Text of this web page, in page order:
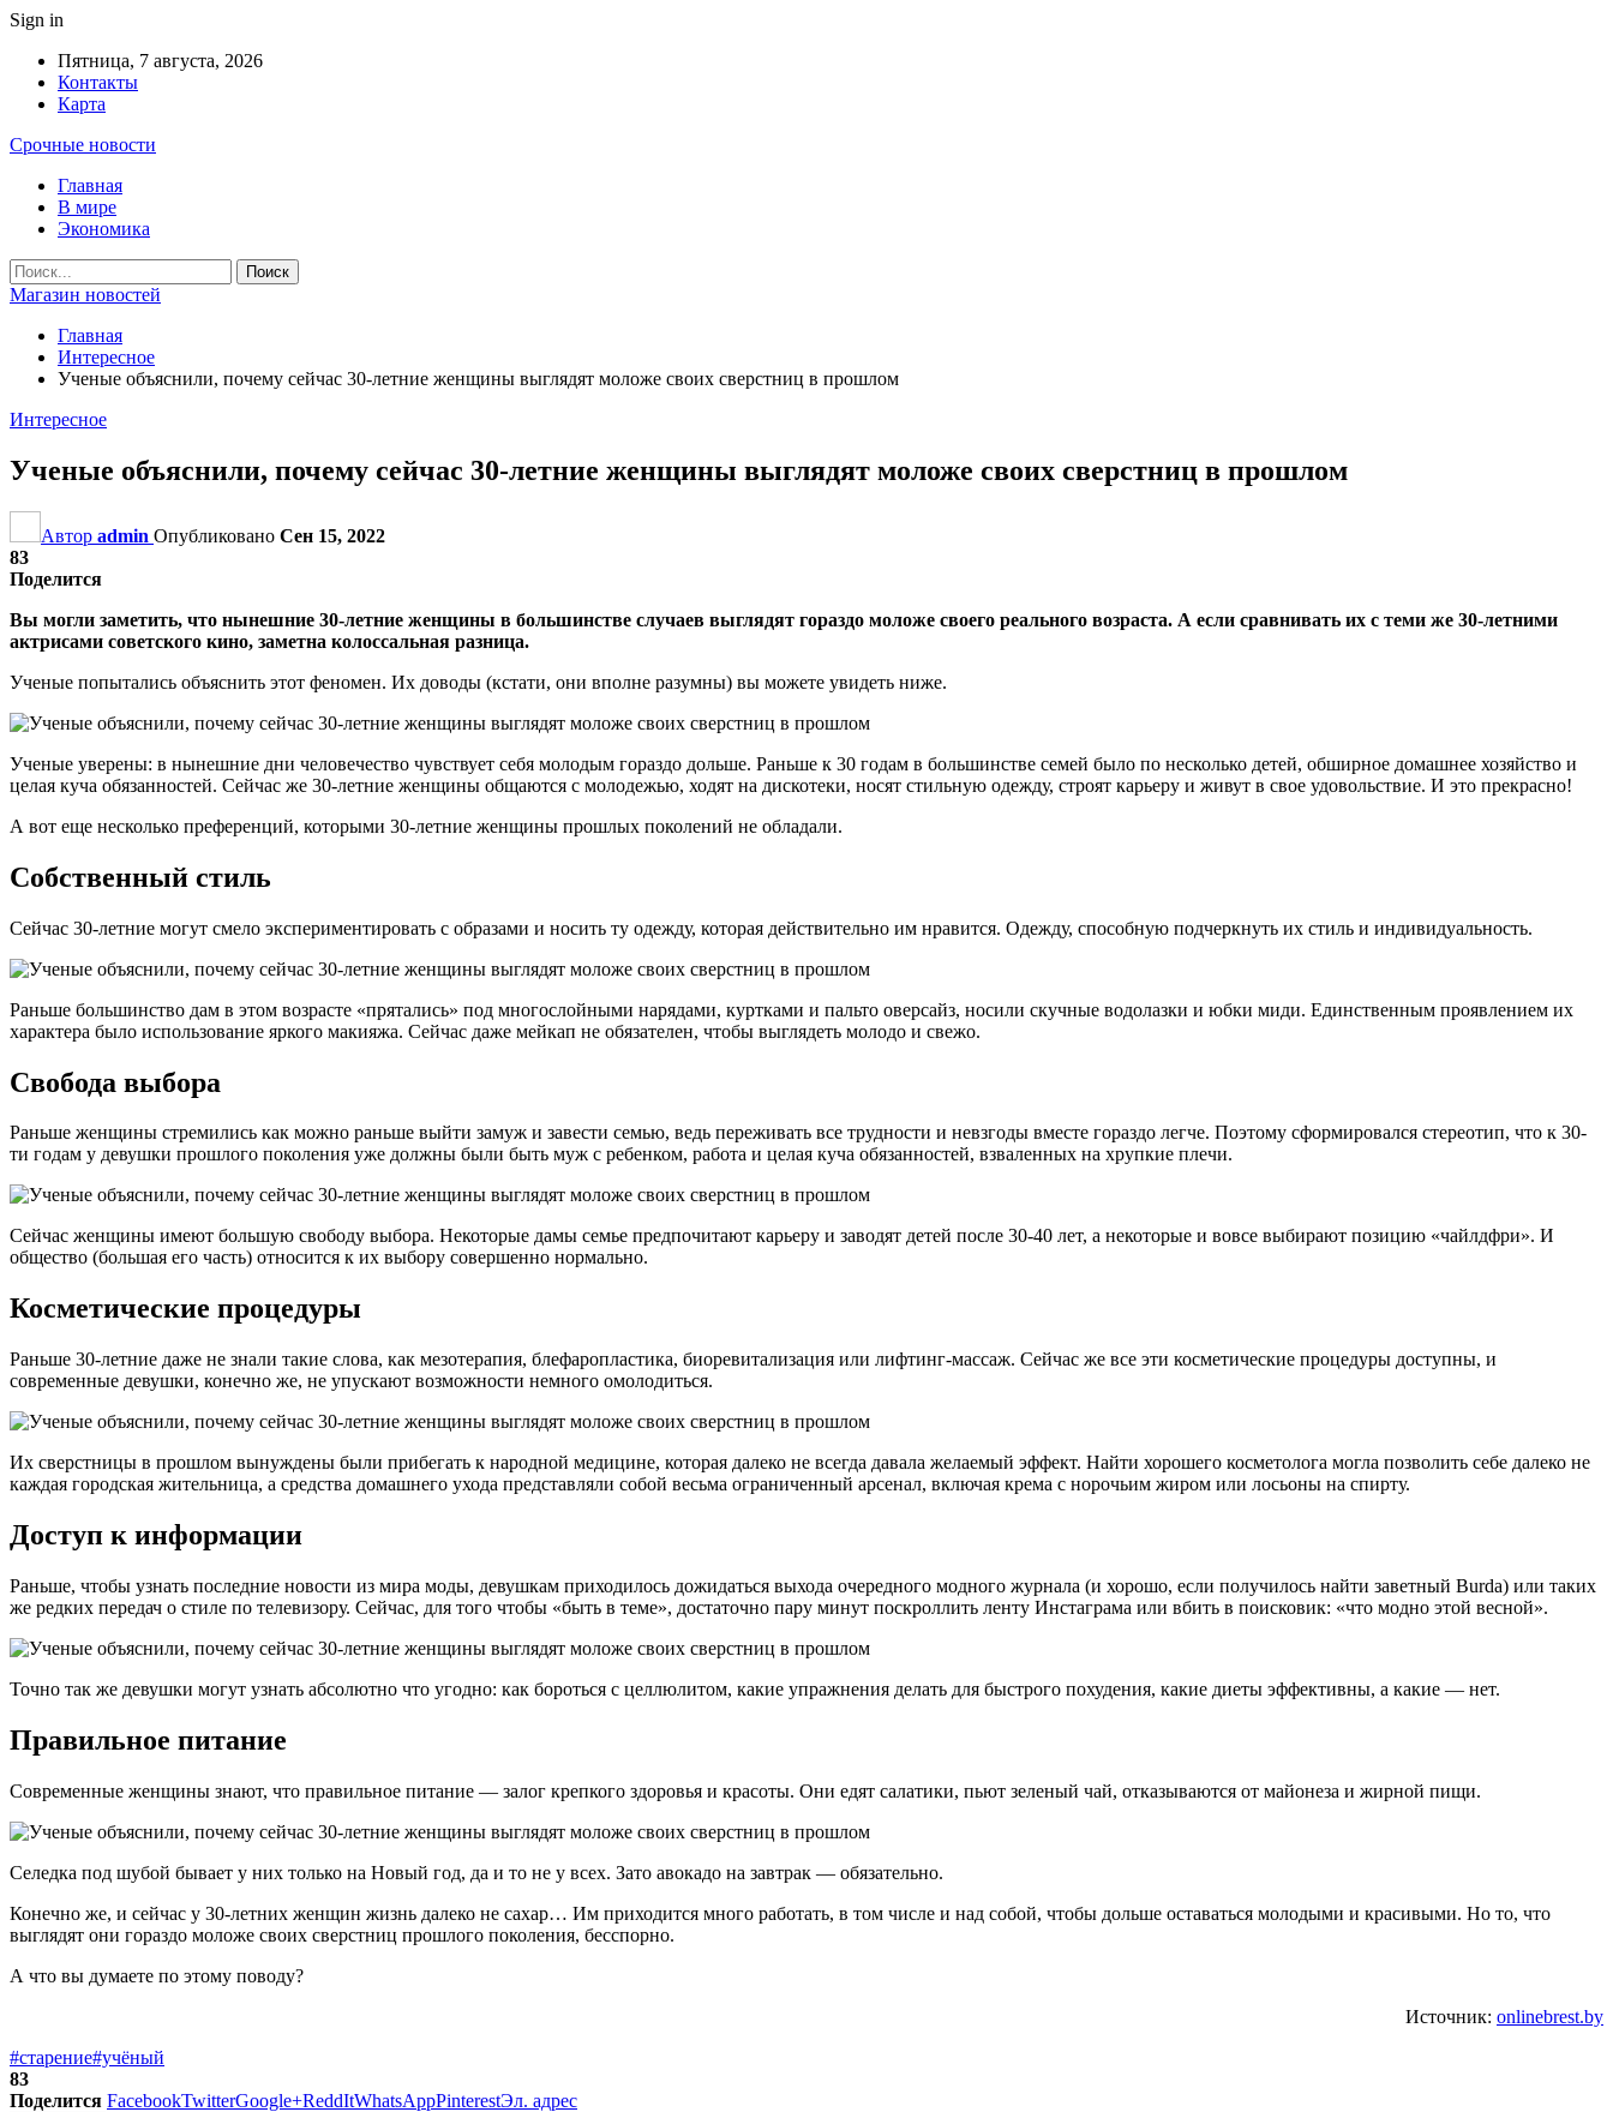
Sign in
Пятница, 7 августа, 2026
Контакты
Карта
Срочные новости
Главная
В мире
Экономика
Магазин новостей
Главная
Интересное
Ученые объяснили, почему сейчас 30-летние женщины выглядят моложе своих сверстниц в прошлом
Интересное
Ученые объяснили, почему сейчас 30-летние женщины выглядят моложе своих сверстниц в прошлом
Автор admin Опубликовано Сен 15, 2022
83
Поделится
Вы могли заметить, что нынешние 30-летние женщины в большинстве случаев выглядят гораздо моложе своего реального возраста. А если сравнивать их с теми же 30-летними
актрисами советского кино, заметна колоссальная разница.
Ученые попытались объяснить этот феномен. Их доводы (кстати, они вполне разумны) вы можете увидеть ниже.
Ученые уверены: в нынешние дни человечество чувствует себя молодым гораздо дольше. Раньше к 30 годам в большинстве семей было по несколько детей, обширное домашнее хозяйство и
целая куча обязанностей. Сейчас же 30-летние женщины общаются с молодежью, ходят на дискотеки, носят стильную одежду, строят карьеру и живут в свое удовольствие. И это прекрасно!
А вот еще несколько преференций, которыми 30-летние женщины прошлых поколений не обладали.
Собственный стиль
Сейчас 30-летние могут смело экспериментировать с образами и носить ту одежду, которая действительно им нравится. Одежду, способную подчеркнуть их стиль и индивидуальность.
Раньше большинство дам в этом возрасте «прятались» под многослойными нарядами, куртками и пальто оверсайз, носили скучные водолазки и юбки миди. Единственным проявлением их
характера было использование яркого макияжа. Сейчас даже мейкап не обязателен, чтобы выглядеть молодо и свежо.
Свобода выбора
Раньше женщины стремились как можно раньше выйти замуж и завести семью, ведь переживать все трудности и невзгоды вместе гораздо легче. Поэтому сформировался стереотип, что к 30-
ти годам у девушки прошлого поколения уже должны были быть муж с ребенком, работа и целая куча обязанностей, взваленных на хрупкие плечи.
Сейчас женщины имеют большую свободу выбора. Некоторые дамы семье предпочитают карьеру и заводят детей после 30-40 лет, а некоторые и вовсе выбирают позицию «чайлдфри». И
общество (большая его часть) относится к их выбору совершенно нормально.
Косметические процедуры
Раньше 30-летние даже не знали такие слова, как мезотерапия, блефаропластика, биоревитализация или лифтинг-массаж. Сейчас же все эти косметические процедуры доступны, и
современные девушки, конечно же, не упускают возможности немного омолодиться.
Их сверстницы в прошлом вынуждены были прибегать к народной медицине, которая далеко не всегда давала желаемый эффект. Найти хорошего косметолога могла позволить себе далеко не
каждая городская жительница, а средства домашнего ухода представляли собой весьма ограниченный арсенал, включая крема с норочьим жиром или лосьоны на спирту.
Доступ к информации
Раньше, чтобы узнать последние новости из мира моды, девушкам приходилось дожидаться выхода очередного модного журнала (и хорошо, если получилось найти заветный Burda) или таких
же редких передач о стиле по телевизору. Сейчас, для того чтобы «быть в теме», достаточно пару минут поскроллить ленту Инстаграма или вбить в поисковик: «что модно этой весной».
Точно так же девушки могут узнать абсолютно что угодно: как бороться с целлюлитом, какие упражнения делать для быстрого похудения, какие диеты эффективны, а какие — нет.
Правильное питание
Современные женщины знают, что правильное питание — залог крепкого здоровья и красоты. Они едят салатики, пьют зеленый чай, отказываются от майонеза и жирной пищи.
Селедка под шубой бывает у них только на Новый год, да и то не у всех. Зато авокадо на завтрак — обязательно.
Конечно же, и сейчас у 30-летних женщин жизнь далеко не сахар… Им приходится много работать, в том числе и над собой, чтобы дольше оставаться молодыми и красивыми. Но то, что
выглядят они гораздо моложе своих сверстниц прошлого поколения, бесспорно.
А что вы думаете по этому поводу?
Источник: onlinebrest.by
#старение#учёный
83
Поделится FacebookTwitterGoogle+ReddItWhatsAppPinterestЭл. адрес